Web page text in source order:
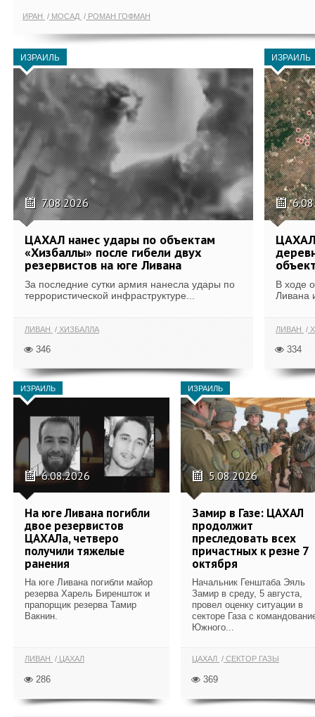
ИРАН МОСАД РОМАН ГОФМАН
ИЗРАИЛЬ
7.08.2026
ЦАХАЛ нанес удары по объектам
«Хизбаллы» после гибели двух
резервистов на юге Ливана
За последние сутки армия нанесла удары по
террористической инфраструктуре...
ЛИВАН ХИЗБАЛЛА
346
ИЗРАИЛЬ
В ходе
Ливана
ЛИВАН
334
ИЗРАИЛЬ
6.08.2026
На юге Ливана погибли
двое резервистов
ЦАХАЛа, четверо
получили тяжелые
ранения
На юге Ливана погибли майор
резерва Харель Биреншток и
прапорщик резерва Тамир
Вакнин.
ЛИВАН ЦАХАЛ
286
ИЗРАИЛЬ
5.08.2026
Замир в Газе: ЦАХАЛ
продолжит
преследовать всех
причастных к резне 7
октября
Начальник Генштаба Эяль
Замир в среду, 5 августа,
провел оценку ситуации в
секторе Газа с
Южного...
ЦАХАЛ СЕКТОР ГАЗЫ
369